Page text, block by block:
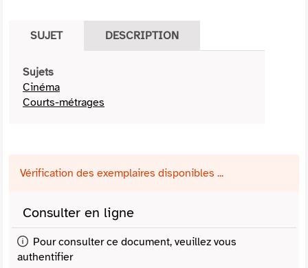
SUJET DESCRIPTION
Sujets
Cinéma
Courts-métrages
Vérification des exemplaires disponibles ...
Consulter en ligne
Pour consulter ce document, veuillez vous
authentifier